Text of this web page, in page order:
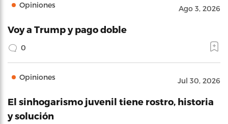
Opiniones Ago 3, 2026
Voy a Trump y pago doble
0
Opiniones Jul 30, 2026
El sinhogarismo juvenil tiene rostro, historia
y solución